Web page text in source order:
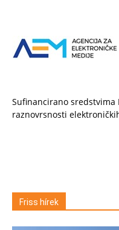
Sufinancirano
raznovrsnosti
Friss hírek